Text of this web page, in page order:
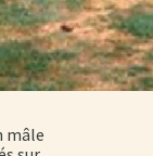
mâle